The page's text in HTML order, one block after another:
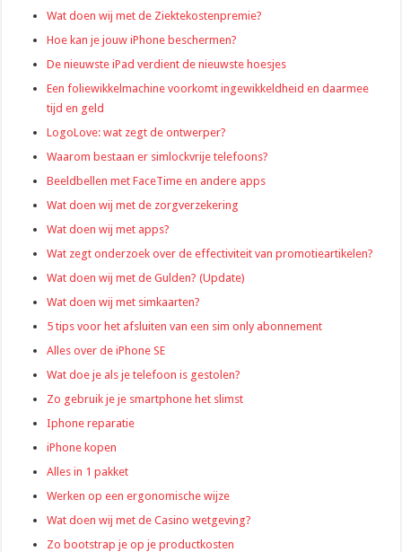
Wat doen wij met de Ziektekostenpremie?
Hoe kan je jouw iPhone beschermen?
De nieuwste iPad verdient de nieuwste hoesjes
Een foliewikkelmachine voorkomt ingewikkeldheid en daarmee
tijd en geld
LogoLove: wat zegt de ontwerper?
Waarom bestaan er simlockvrije telefoons?
Beeldbellen met FaceTime en andere apps
Wat doen wij met de zorgverzekering
Wat doen wij met apps?
Wat zegt onderzoek over de effectiviteit van promotieartikelen?
Wat doen wij met de Gulden? (Update)
Wat doen wij met simkaarten?
5 tips voor het afsluiten van een sim only abonnement
Alles over de iPhone SE
Wat doe je als je telefoon is gestolen?
Zo gebruik je je smartphone het slimst
Iphone reparatie
iPhone kopen
Alles in 1 pakket
Werken op een ergonomische wijze
Wat doen wij met de Casino wetgeving?
Zo bootstrap je op je productkosten